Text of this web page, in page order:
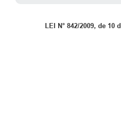
LEI N° 842/2009, de 10